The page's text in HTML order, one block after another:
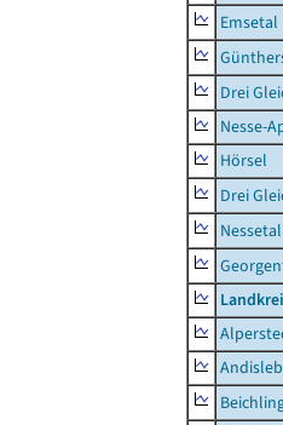
Emsetal
Drei
Nesse-
Hörsel
Drei
Nessetal